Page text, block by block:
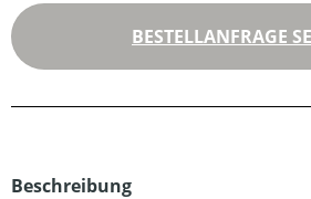
BESTELLANFRAGE
Beschreibung